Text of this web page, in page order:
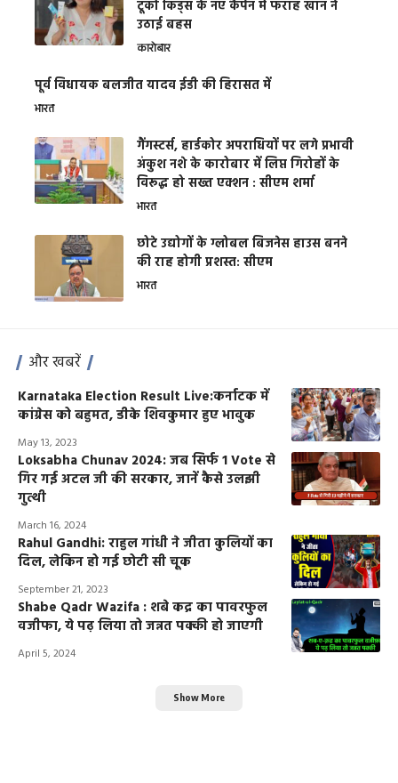
टूको किड्स के नए कैंपेन में फराह खान ने
उठाई बहस
कारोबार
पूर्व विधायक बलजीत यादव ईडी की हिरासत में
भारत
गैंगस्टर्स, हार्डकोर अपराधियों पर लगे प्रभावी
अंकुश नशे के कारोबार में लिप्त गिरोहों के
विरूद्ध हो सख्त एक्शन : सीएम शर्मा
भारत
छोटे उद्योगों के ग्लोबल बिजनेस हाउस बनने
की राह होगी प्रशस्त: सीएम
भारत
और खबरें
Karnataka Election Result Live:कर्नाटक में
कांग्रेस को बहुमत, डीके शिवकुमार हुए भावुक
May 13, 2023
Loksabha Chunav 2024: जब सिर्फ 1 Vote से
गिर गई अटल जी की सरकार, जानें कैसे उलझी
गुत्थी
March 16, 2024
Rahul Gandhi: राहुल गांधी ने जीता कुलियों का
दिल, लेकिन हो गई छोटी सी चूक
September 21, 2023
Shabe Qadr Wazifa : शबे कद्र का पावरफुल
वजीफा, ये पढ़ लिया तो जन्नत पक्की हो जाएगी
April 5, 2024
Show More